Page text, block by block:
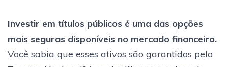
Investir em títulos públicos é uma das opções
mais seguras disponíveis no mercado financeiro.
Você sabia que esses ativos são garantidos pelo